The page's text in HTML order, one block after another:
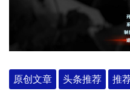
原创文章 头条推荐 推